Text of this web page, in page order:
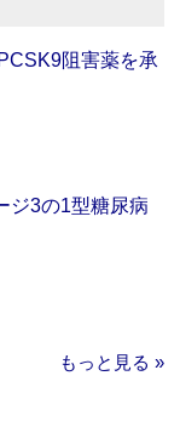
阻害薬を承
ジ3の1型糖尿病
もっと見る »